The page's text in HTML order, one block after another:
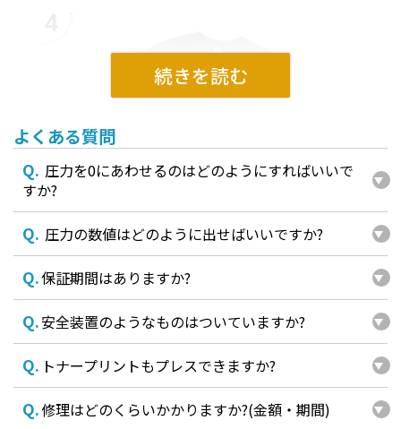
よくある質問
Q. 圧力を0にあわせるのはどのようにすればいいで
すか?
Q. 圧力の数値はどのように出せばいいですか?
Q.保証期間はありますか?
Q.安全装置のようなものはついていますか?
Q. トナープリントもプレスできますか?
Q.修理はどのくらいかかりますか?(金額・期間)